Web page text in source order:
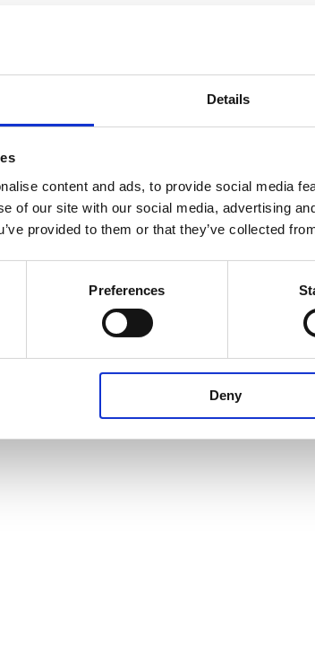
Details
content and ads, to provide social media
of our site with our social media, advertising
provided to them or that they’ve collected
Preferences
Deny
dla użytkownika koła.